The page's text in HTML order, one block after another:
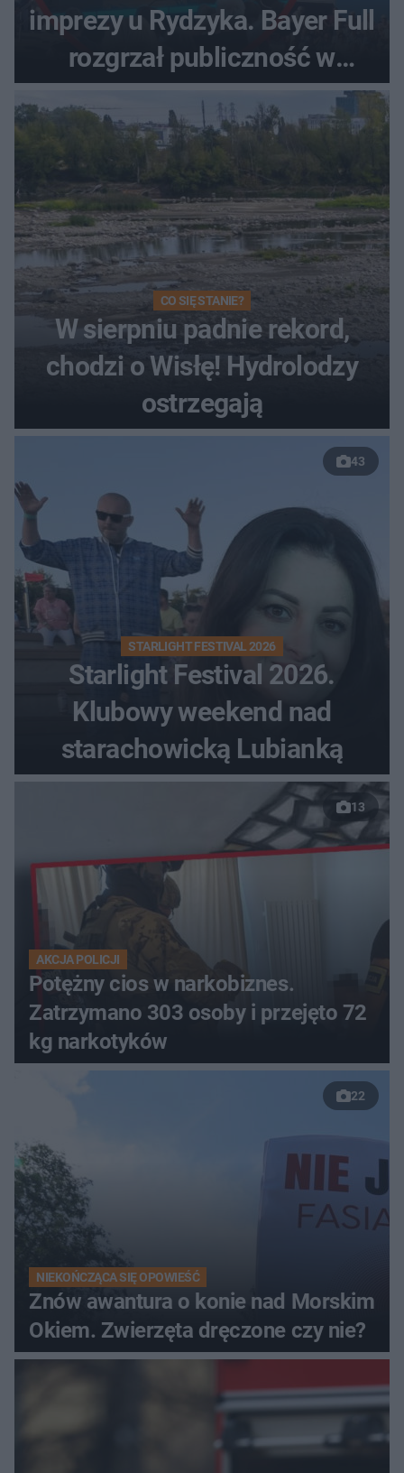
imprezy u Rydzyka. Bayer Full
rozgrzał publiczność w
Toruniu
CO SIĘ STANIE?
W sierpniu padnie rekord,
chodzi o Wisłę! Hydrolodzy
ostrzegają
43
STARLIGHT FESTIVAL 2026
Starlight Festival 2026.
Klubowy weekend nad
starachowicką Lubianką
13
AKCJA POLICJI
Potężny cios w narkobiznes.
Zatrzymano 303 osoby i przejęto 72
kg narkotyków
22
NIEKOŃCZĄCA SIĘ OPOWIEŚĆ
Znów awantura o konie nad Morskim
Okiem. Zwierzęta dręczone czy nie?